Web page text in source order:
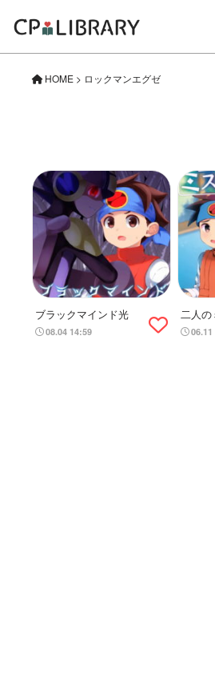
HOME > ロックマンエグゼ
ブラックマインド光
08.04 14:59
二人の
タ